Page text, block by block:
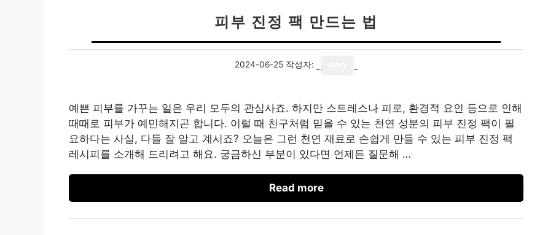
피부 진정 팩 만드는 법
2024-06-25 작성자:
예쁜 피부를 가꾸는 일은 우리 모두의 관심사죠. 하지만 스트레스나 피로, 환경적 요인 등으로 인해
때때로 피부가 예민해지곤 합니다. 이럴 때 친구처럼 믿을 수 있는 천연 성분의 피부 진정 팩이 필
요하다는 사실, 다들 잘 알고 계시죠? 오늘은 그런 천연 재료로 손쉽게 만들 수 있는 피부 진정 팩
레시피를 소개해 드리려고 해요. 궁금하신 부분이 있다면 언제든 질문해 …
Read more